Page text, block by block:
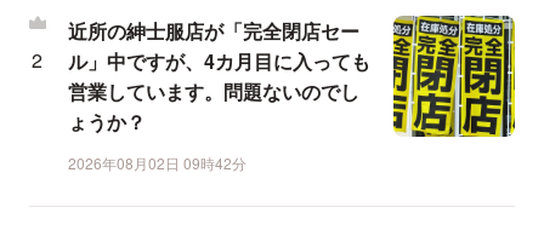
近所の紳士服店が「完全閉店セー
ル」中ですが、4カ月目に入っても
営業しています。問題ないのでし
ょうか？
2026年08月02日 09時42分